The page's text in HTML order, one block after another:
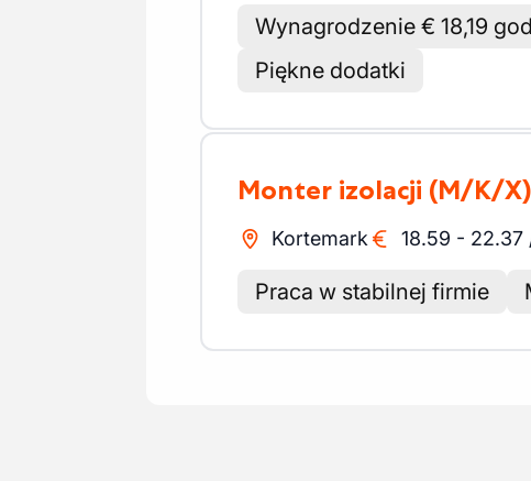
Wynagrodzenie € 18,19
Piękne dodatki
Monter izolacji (M/K/X)
Kortemark 18.59 - 22.37
Praca w stabilnej firmie